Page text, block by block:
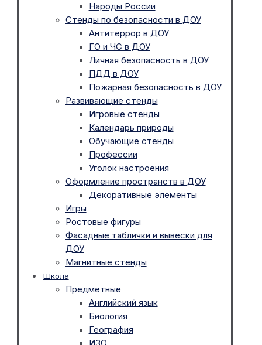
Народы России
Стенды по безопасности в ДОУ
Антитеррор в ДОУ
ГО и ЧС в ДОУ
Личная безопасность в ДОУ
ПДД в ДОУ
Пожарная безопасность в ДОУ
Развивающие стенды
Игровые стенды
Календарь природы
Обучающие стенды
Профессии
Уголок настроения
Оформление пространств в ДОУ
Декоративные элементы
Игры
Ростовые фигуры
Фасадные таблички и вывески для
ДОУ
Магнитные стенды
Школа
Предметные
Английский язык
Биология
География